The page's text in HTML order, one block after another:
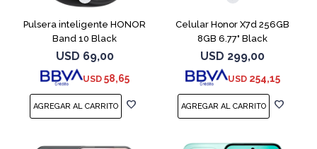
Pulsera inteligente HONOR
Band 10 Black
USD 69,00
USD 58,65
Celular Honor X7d 256GB
8GB 6.77" Black
USD 299,00
USD 254,15